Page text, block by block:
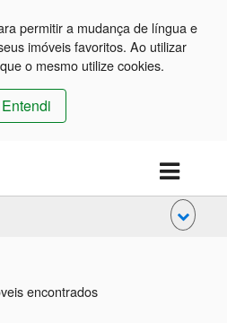
permitir a mudança de língua e
imóveis favoritos. Ao utilizar
o mesmo utilize cookies.
Entendi
encontrados